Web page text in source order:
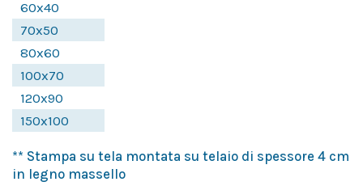
60x40
70x50
80x60
100x70
120x90
150x100
** Stampa su tela montata su telaio di spessore 4 cm
in legno massello